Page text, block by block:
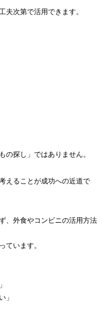
夫次第で活用できます。
の探し」ではありません。
えることが成功への近道で
、外食やコンビニの活用方法
ています。
」